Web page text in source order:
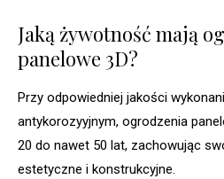
Jaką żywotność mają
panelowe 3D?
Przy odpowiedniej jakości
antykorozyyjnym, ogrodzenia
20 do nawet 50 lat, zachowując
estetyczne i konstrukcyjne.